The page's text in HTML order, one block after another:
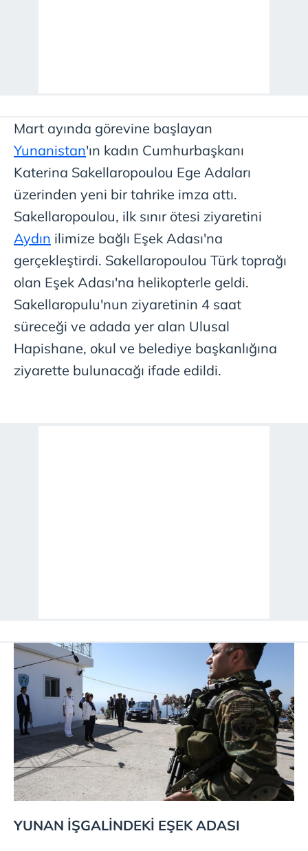
Mart ayında görevine başlayan
Yunanistan'ın kadın Cumhurbaşkanı
Katerina Sakellaropoulou Ege Adaları
üzerinden yeni bir tahrike imza attı.
Sakellaropoulou, ilk sınır ötesi ziyaretini
Aydın ilimize bağlı Eşek Adası'na
gerçekleştirdi. Sakellaropoulou Türk toprağı
olan Eşek Adası'na helikopterle geldi.
Sakellaropulu'nun ziyaretinin 4 saat
süreceği ve adada yer alan Ulusal
Hapishane, okul ve belediye başkanlığına
ziyarette bulunacağı ifade edildi.
YUNAN İŞGALİNDEKİ EŞEK ADASI